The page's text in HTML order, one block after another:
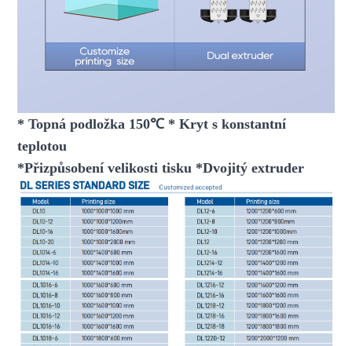
* Topná podložka 150℃ * Kryt s konstantní
teplotou
*Přizpůsobení velikosti tisku *Dvojitý extruder